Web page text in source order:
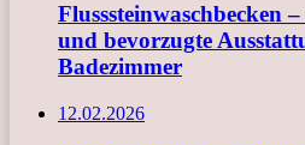
Flusssteinwaschbecken
und bevorzugte
Badezimmer
12.02.2026